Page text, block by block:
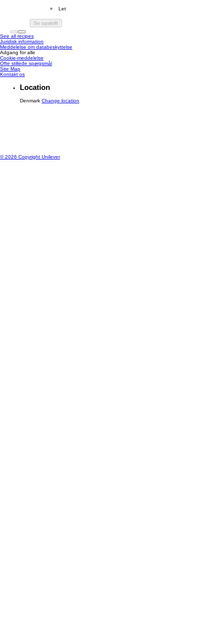
Difficulty
Let
Se opskrift
See all recipes
Juridisk information
Meddelelse om databeskyttelse
Adgang for alle
Cookie-meddelelse
Ændre Indstillingerne
Site Map
Location